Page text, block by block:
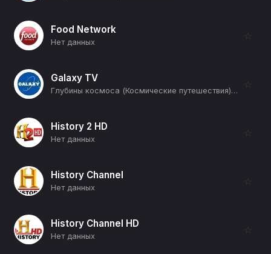
Food Network
Нет данных
☆
Galaxy TV
Глубины космоса (Космические путешествия) (12+)
☆
History 2 HD
Нет данных
☆
History Channel
Нет данных
☆
History Channel HD
Нет данных
☆